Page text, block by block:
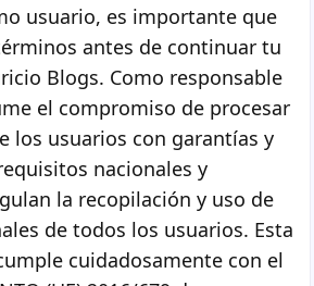
usuario, es importante que
antes de continuar tu
Blogs. Como responsable
el compromiso de procesar
los usuarios con garantías y
nacionales y
la recopilación y uso de
de todos los usuarios. Esta
cuidadosamente con el